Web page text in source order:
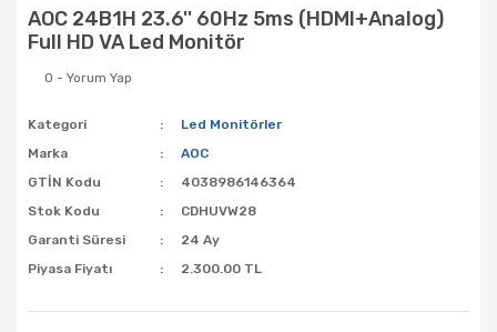
AOC 24B1H 23.6'' 60Hz 5ms (HDMI+Analog)
Full HD VA Led Monitör
0 - Yorum Yap
Kategori
Led Monitörler
Marka
AOC
GTİN Kodu
4038986146364
Stok Kodu
CDHUVW28
Garanti Süresi
24 Ay
Piyasa Fiyatı
2.300.00 TL